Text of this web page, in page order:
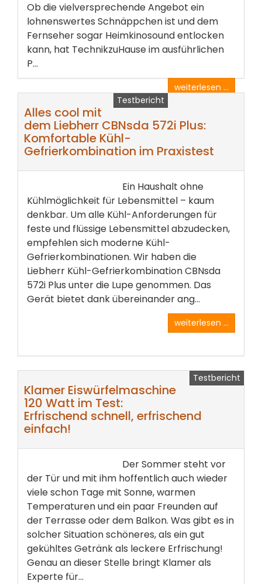
Ob die vielversprechende Angebot ein
lohnenswertes Schnäppchen ist und dem
Fernseher sogar Heimkinosound entlocken
kann, hat TechnikzuHause im ausführlichen
P...
weiterlesen ...
Testbericht
Alles cool mit
dem Liebherr CBNsda 572i Plus:
Komfortable Kühl-
Gefrierkombination im Praxistest
Ein Haushalt ohne
Kühlmöglichkeit für Lebensmittel – kaum
denkbar. Um alle Kühl-Anforderungen für
feste und flüssige Lebensmittel abzudecken,
empfehlen sich moderne Kühl-
Gefrierkombinationen. Wir haben die
Liebherr Kühl-Gefrierkombination CBNsda
572i Plus unter die Lupe genommen. Das
Gerät bietet dank übereinander ang...
weiterlesen ...
Testbericht
Klamer Eiswürfelmaschine
120 Watt im Test:
Erfrischend schnell, erfrischend
einfach!
Der Sommer steht vor
der Tür und mit ihm hoffentlich auch wieder
viele schon Tage mit Sonne, warmen
Temperaturen und ein paar Freunden auf
der Terrasse oder dem Balkon. Was gibt es in
solcher Situation schöneres, als ein gut
gekühltes Getränk als leckere Erfrischung!
Genau an dieser Stelle bringt Klamer als
Experte für...